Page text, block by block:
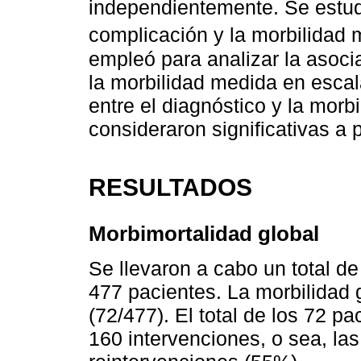
independientemente. Se
complicación y la morbilidad
empleó para analizar la
la morbilidad medida en
entre el diagnóstico y la
consideraron significativas a
RESULTADOS
Morbimortalidad global
Se llevaron a cabo un total
477 pacientes. La morbilidad
(72/477). El total de los 72
160 intervenciones, o sea,